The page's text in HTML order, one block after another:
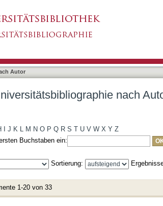
Autor
nach
J K L M N O P Q R S T U V W X Y Z
Buchstaben ein:
Sortierung:
1-20 von 33